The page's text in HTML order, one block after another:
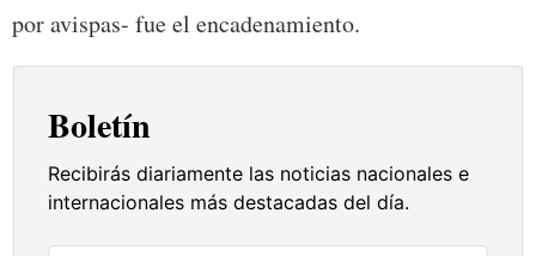
por avispas- fue el encadenamiento.
Boletín
Recibirás diariamente las noticias nacionales e
internacionales más destacadas del día.